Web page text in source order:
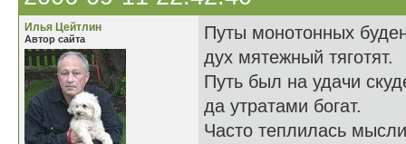
Илья Цейтлин
Автор сайта
Путы монотонных
дух мятежный тяготят.
Путь был на удачи
да утратами богат.
Часто теплилась